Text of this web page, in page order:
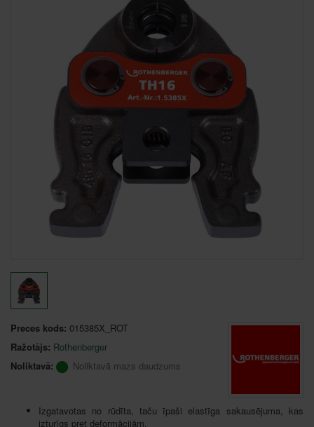
Preces kods: 015385X_ROT
Ražotājs: Rothenberger
Noliktavā:
Noliktavā mazs daudzums
Izgatavotas no rūdīta, taču īpaši elastīga sakausējuma, kas
izturīgs pret deformācijām.